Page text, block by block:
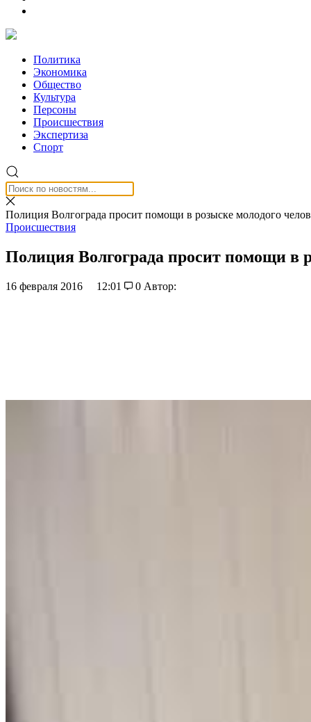
Политика
Экономика
Общество
Культура
Персоны
Происшествия
Экспертиза
Спорт
Полиция Волгограда просит помощи в розыске молодого
Происшествия
Полиция Волгограда просит помощи в
16 февраля 2016 12:01 0 Автор: